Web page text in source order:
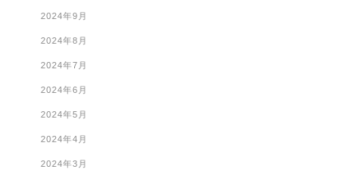
2024年9月
2024年8月
2024年7月
2024年6月
2024年5月
2024年4月
2024年3月